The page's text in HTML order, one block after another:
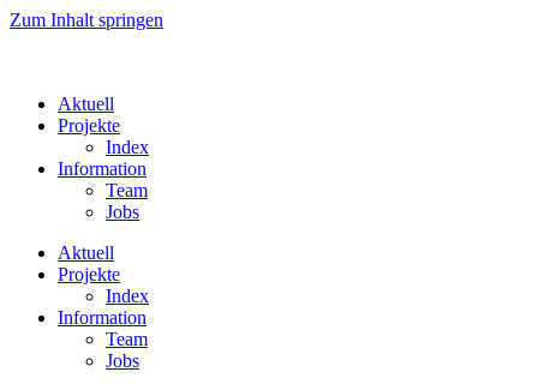
Zum Inhalt springen
Aktuell
Projekte
Index
Information
Team
Jobs
Aktuell
Projekte
Index
Information
Team
Jobs